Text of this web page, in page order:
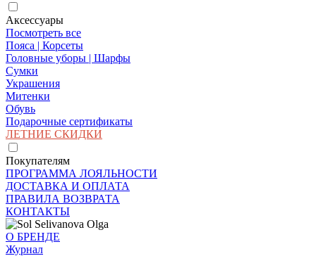
Аксессуары
Посмотреть все
Пояса | Корсеты
Головные уборы | Шарфы
Сумки
Украшения
Митенки
Обувь
Подарочные сертификаты
ЛЕТНИЕ СКИДКИ
Покупателям
ПРОГРАММА ЛОЯЛЬНОСТИ
ДОСТАВКА И ОПЛАТА
ПРАВИЛА ВОЗВРАТА
КОНТАКТЫ
О БРЕНДЕ
Журнал